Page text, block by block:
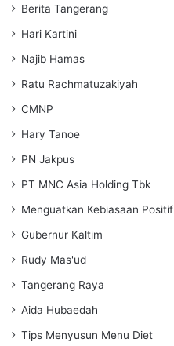
Berita Tangerang
Hari Kartini
Najib Hamas
Ratu Rachmatuzakiyah
CMNP
Hary Tanoe
PN Jakpus
PT MNC Asia Holding Tbk
Menguatkan Kebiasaan Positif
Gubernur Kaltim
Rudy Mas'ud
Tangerang Raya
Aida Hubaedah
Tips Menyusun Menu Diet